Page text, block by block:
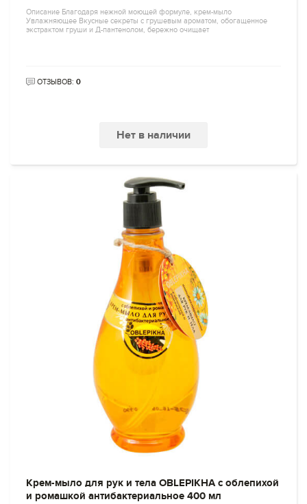
Описание Благодаря нежной моющей формуле, крем-мыло
Увлажняющее Вкусные секреты с грушевым ароматом, обогащенное
экстрактом груши и Д-пантенолом, бережно очищает
ОТЗЫВОВ: 0
Нет в наличии
Крем-мыло для рук и тела OBLEPIKHA с облепихой
и ромашкой антибактериальное 400 мл